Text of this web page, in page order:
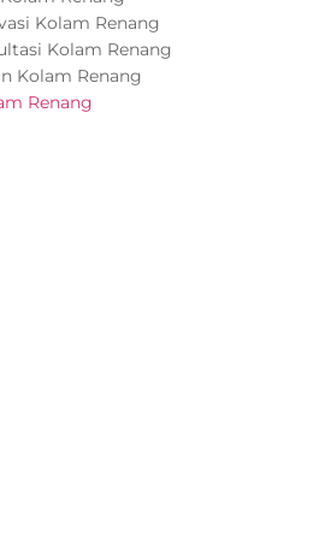
Kolam Renang
Kolam Renang
Kolam Renang
Renang